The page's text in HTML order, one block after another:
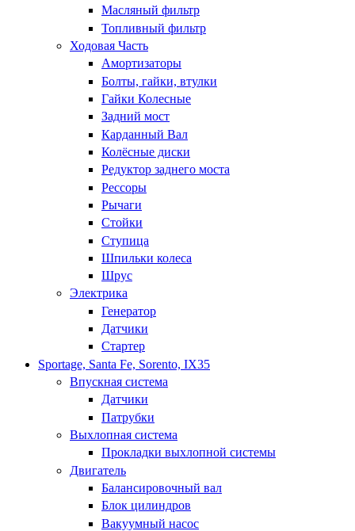
Масляный фильтр
Топливный фильтр
Ходовая Часть
Амортизаторы
Болты, гайки, втулки
Гайки Колесные
Задний мост
Карданный Вал
Колёсные диски
Редуктор заднего моста
Рессоры
Рычаги
Стойки
Ступица
Шпильки колеса
Шрус
Электрика
Генератор
Датчики
Стартер
Sportage, Santa Fe, Sorento, IX35
Впускная система
Датчики
Патрубки
Выхлопная система
Прокладки выхлопной системы
Двигатель
Балансировочный вал
Блок цилиндров
Вакуумный насос